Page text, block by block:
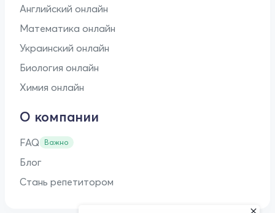
Английский онлайн
Математика онлайн
Украинский онлайн
Биология онлайн
Химия онлайн
О компании
FAQ Важно
Блог
Стань репетитором